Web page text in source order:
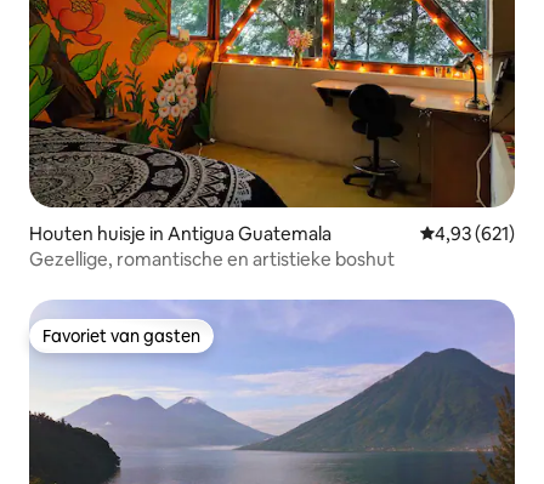
Houten huisje in Antigua Guatemala Gemiddelde
4,93 (621)
Gezellige, romantische en artistieke boshut
Favoriet van gasten
Favoriet van gasten